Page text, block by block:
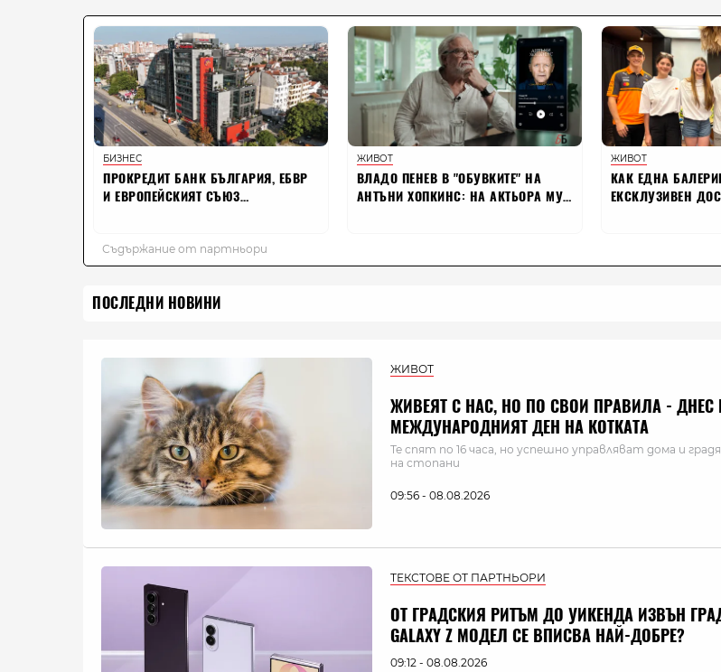
ПОСЛЕДНИ НОВИНИ
ЖИВОТ
ЖИВЕЯТ С НАС, НО ПО СВОИ ПРАВИЛА - ДНЕС
МЕЖДУНАРОДНИЯТ ДЕН НА КОТКАТА
Те спят по 16 часа, но успешно управляват дома и
на стопани
09:56 - 08.08.2026
ТЕКСТОВЕ ОТ ПАРТНЬОРИ
ОТ ГРАДСКИЯ РИТЪМ ДО УИКЕНДА ИЗВЪН
GALAXY Z МОДЕЛ СЕ ВПИСВА НАЙ-ДОБРЕ?
09:12 - 08.08.2026